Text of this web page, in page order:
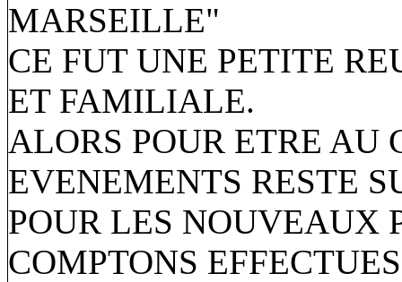
MARSEILLE"
CE FUT UNE PETITE
ET FAMILIALE.
ALORS POUR ETRE AU
EVENEMENTS RESTE
POUR LES NOUVEAUX
COMPTONS